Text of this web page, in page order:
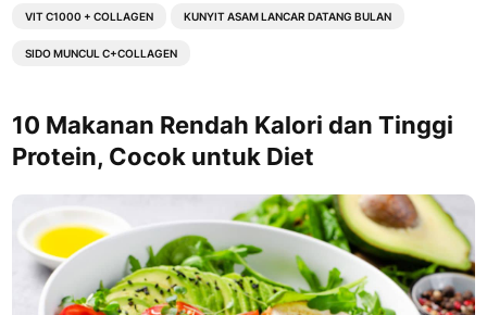
VIT C1000 + COLLAGEN KUNYIT ASAM LANCAR DATANG BULAN
SIDO MUNCUL C+COLLAGEN
10 Makanan Rendah Kalori dan Tinggi
Protein, Cocok untuk Diet